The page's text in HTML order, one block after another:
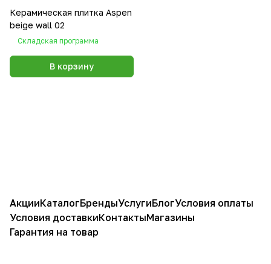
Керамическая плитка Aspen
beige wall 02
Складская программа
В корзину
АкцииКаталогБрендыУслугиБлогУсловия оплаты
Условия доставкиКонтактыМагазины
Гарантия на товар